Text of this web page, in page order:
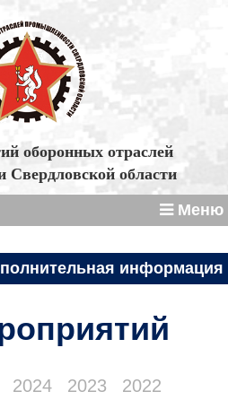
оборонных отраслей
области
Меню
информация
2024 2023
2022